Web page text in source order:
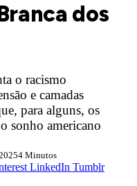
dos
o racismo
e camadas
para alguns, os
sonho americano
4 Minutos
LinkedIn Tumblr